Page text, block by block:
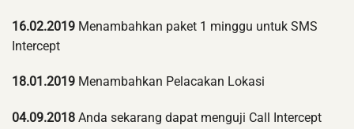
16.02.2019 Menambahkan paket 1 minggu untuk SMS
Intercept
18.01.2019 Menambahkan Pelacakan Lokasi
04.09.2018 Anda sekarang dapat menguji Call Intercept